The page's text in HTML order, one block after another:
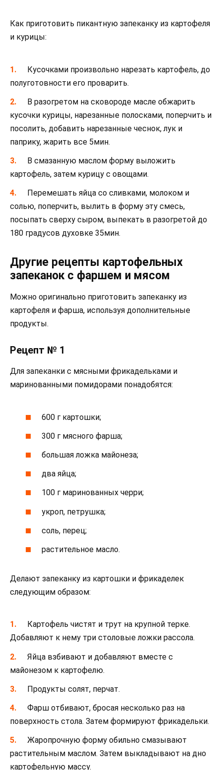
Как приготовить пикантную запеканку из картофеля
и курицы:
Кусочками произвольно нарезать картофель, до
полуготовности его проварить.
В разогретом на сковороде масле обжарить
кусочки курицы, нарезанные полосками, поперчить и
посолить, добавить нарезанные чеснок, лук и
паприку, жарить все 5мин.
В смазанную маслом форму выложить
картофель, затем курицу с овощами.
Перемешать яйца со сливками, молоком и
солью, поперчить, вылить в форму эту смесь,
посыпать сверху сыром, выпекать в разогретой до
180 градусов духовке 35мин.
Другие рецепты картофельных
запеканок с фаршем и мясом
Можно оригинально приготовить запеканку из
картофеля и фарша, используя дополнительные
продукты.
Рецепт № 1
Для запеканки с мясными фрикадельками и
маринованными помидорами понадобятся:
600 г картошки;
300 г мясного фарша;
большая ложка майонеза;
два яйца;
100 г маринованных черри;
укроп, петрушка;
соль, перец;
растительное масло.
Делают запеканку из картошки и фрикаделек
следующим образом:
Картофель чистят и трут на крупной терке.
Добавляют к нему три столовые ложки рассола.
Яйца взбивают и добавляют вместе с
майонезом к картофелю.
Продукты солят, перчат.
Фарш отбивают, бросая несколько раз на
поверхность стола. Затем формируют фрикадельки.
Жаропрочную форму обильно смазывают
растительным маслом. Затем выкладывают на дно
картофельную массу.